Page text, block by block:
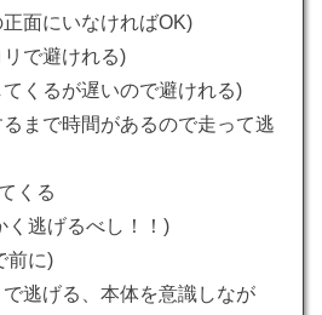
正面にいなければOK)
リで避けれる)
てくるが遅いので避けれる)
るまで時間があるので走って逃
くる
く逃げるべし！！)
前に)
で逃げる、本体を意識しなが